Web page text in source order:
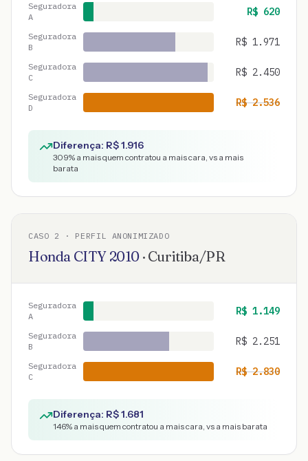
Seguradora
A
R$ 620
Seguradora
B
R$ 1.971
Seguradora
C
R$ 2.450
Seguradora
D
R$2.536
Diferença: R$1.916
309% a mais quem contratou a mais cara, vs a mais
barata
CASO 2 · PERFIL ANONIMIZADO
Honda CITY 2010 · Curitiba/PR
Seguradora
A
R$ 1.149
Seguradora
B
R$ 2.251
Seguradora
C
R$2.830
Diferença: R$1.681
146% a mais quem contratou a mais cara, vs a mais barata